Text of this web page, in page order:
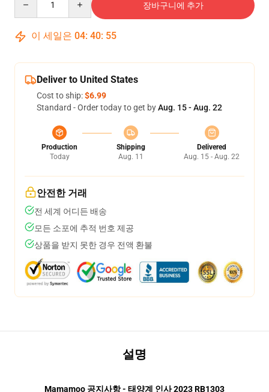
장바구니에 추가
이 세일은 04: 40: 55
Deliver to United States
Cost to ship:$6.99
Standard - Order today to get byAug. 15 - Aug. 22
Production
Today
Shipping
Aug. 11
Delivered
Aug. 15 - Aug. 22
안전한 거래
전 세계 어디든 배송
모든 소포에 추적 번호 제공
상품을 받지 못한 경우 전액 환불
설명
Mamamoo 공지사항 - 태양계 인사 2023 RB1303